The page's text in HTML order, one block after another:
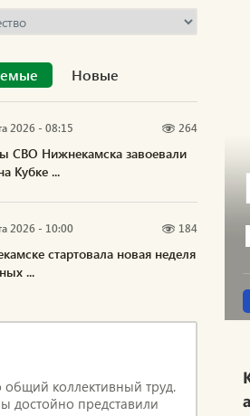
Новые
2026 - 08:15 264
СВО Нижнекамска завоевали
Кубке ...
2026 - 10:00 184
стартовала новая неделя
...
общий коллективный труд.
достойно представили